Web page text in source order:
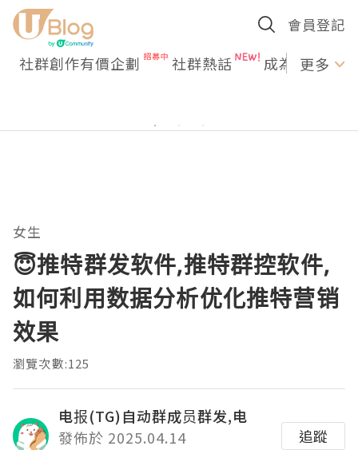
會員登記
社群創作有價企劃 社群熱話 成為U更多
女生
😇推特群发软件,推特群控软件,
如何利用数据分析优化推特营销
效果
瀏覽次數:125
电报(TG)自动群成员群发,电
發佈於 2025.04.14
追蹤